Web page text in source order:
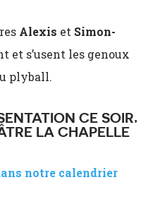
Alexis et Simon-
et s’usent les genoux
plyball.
CE SOIR,
LA CHAPELLE
notre calendrier